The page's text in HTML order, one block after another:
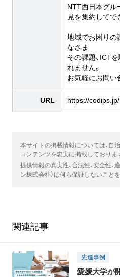
NTT西日本グル
見を集約してで
地域でお困りの
なさま
その課題、ICT
れません。
お気軽にお問い
URL https://codips.jp/
本サイトの掲載情報については、自
コンテンツを忠実に掲載しておりま
提供情報の真実性、合法性、安全性、
ン株式会社）は何ら保証しないこと
関連記事
先進事例
愛媛大学が